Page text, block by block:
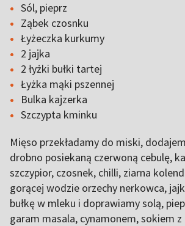
Sól, pieprz
Ząbek czosnku
Łyżeczka kurkumy
2 jajka
2 łyżki bułki tartej
Łyżka mąki pszennej
Bulka kajzerka
Szczypta kminku
Mięso przekładamy do miski,
drobno posiekaną czerwoną cebulę,
szczypior, czosnek, chilli, ziarna
gorącej wodzie orzechy nerkowca,
bułkę w mleku i doprawiamy solą,
garam masala, cynamonem, sokiem